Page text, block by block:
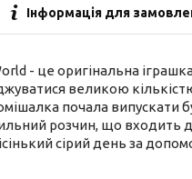
Інформація для
- це оригінальна
великою
почала випускати
розчин, що
сірий день за